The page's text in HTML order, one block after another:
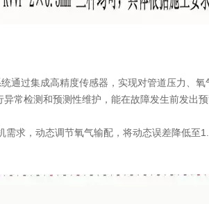
通过集成高精度传感器，实现对管道压力、
常检测和预测性维护，能在故障发生前发出
求，动态调节氧气输配，将动态误差降低至